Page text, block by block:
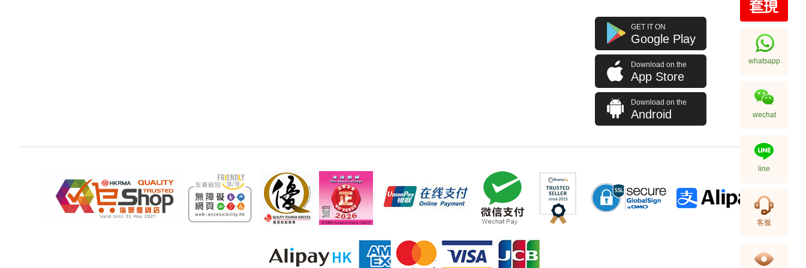
GET IT ON
Google Play
Download on the
App Store
Download on the
Android
whatsapp
wechat
line
客服